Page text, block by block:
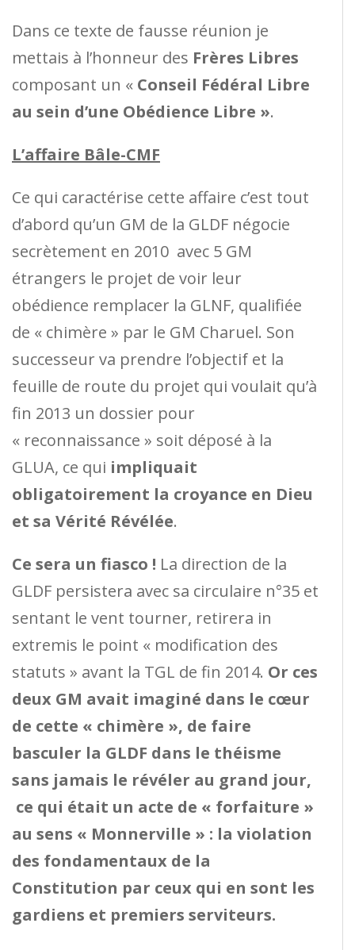
Dans ce texte de fausse réunion je
mettais à l’honneur des Frères Libres
composant un « Conseil Fédéral Libre
au sein d’une Obédience Libre ».
L’affaire Bâle-CMF
Ce qui caractérise cette affaire c’est tout
d’abord qu’un GM de la GLDF négocie
secrètement en 2010 avec 5 GM
étrangers le projet de voir leur
obédience remplacer la GLNF, qualifiée
de « chimère » par le GM Charuel. Son
successeur va prendre l’objectif et la
feuille de route du projet qui voulait qu’à
fin 2013 un dossier pour
« reconnaissance » soit déposé à la
GLUA, ce qui impliquait
obligatoirement la croyance en Dieu
et sa Vérité Révélée.
Ce sera un fiasco ! La direction de la
GLDF persistera avec sa circulaire n°35 et
sentant le vent tourner, retirera in
extremis le point « modification des
statuts » avant la TGL de fin 2014. Or ces
deux GM avait imaginé dans le cœur
de cette « chimère », de faire
basculer la GLDF dans le théisme
sans jamais le révéler au grand jour,
ce qui était un acte de « forfaiture »
au sens « Monnerville » : la violation
des fondamentaux de la
Constitution par ceux qui en sont les
gardiens et premiers serviteurs.